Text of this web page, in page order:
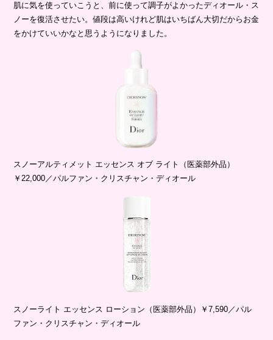
肌に気を使っていこうと、前に使って調子がよかったディオール・ス
ノーを復活させたい。値段は高いけれど肌はいちばん大切だからお金
をかけていいかなと思うようになりました。
スノーアルティメット エッセンス オブ ライト（医薬部外品）
￥22,000／パルファン・クリスチャン・ディオール
スノーライト エッセンス ローション（医薬部外品）￥7,590／パル
ファン・クリスチャン・ディオール